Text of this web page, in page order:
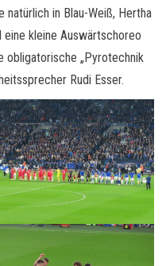
natürlich in Blau-Weiß, Hertha
kleine Auswärtschoreo
obligatorische „Pyrotechnik
Rudi Esser.